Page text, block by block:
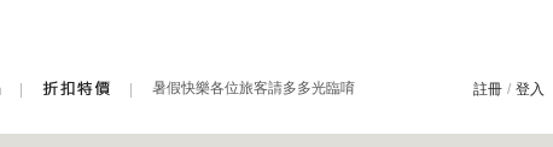
暑假快樂各位旅客請多多光臨唷
訂單總金額低於500元以下恕不接單
註冊 / 登入